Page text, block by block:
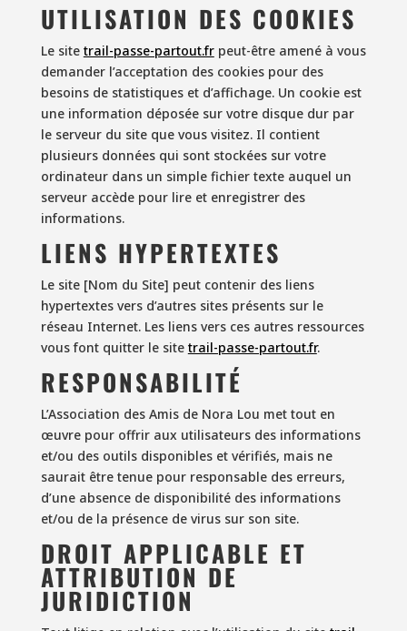
UTILISATION DES COOKIES
Le site trail-passe-partout.frpeut-être amené à vous
demander l’acceptation des cookies pour des
besoins de statistiques et d’affichage. Un cookie est
une information déposée sur votre disque dur par
le serveur du site que vous visitez. Il contient
plusieurs données qui sont stockées sur votre
ordinateur dans un simple fichier texte auquel un
serveur accède pour lire et enregistrer des
informations.
LIENS HYPERTEXTES
Le site [Nom du Site] peut contenir des liens
hypertextes vers d’autres sites présents sur le
réseau Internet. Les liens vers ces autres ressources
vous font quitter le site trail-passe-partout.fr.
RESPONSABILITÉ
L’Association des Amis de Nora Lou met tout en
œuvre pour offrir aux utilisateurs des informations
et/ou des outils disponibles et vérifiés, mais ne
saurait être tenue pour responsable des erreurs,
d’une absence de disponibilité des informations
et/ou de la présence de virus sur son site.
DROIT APPLICABLE ET
ATTRIBUTION DE
JURIDICTION